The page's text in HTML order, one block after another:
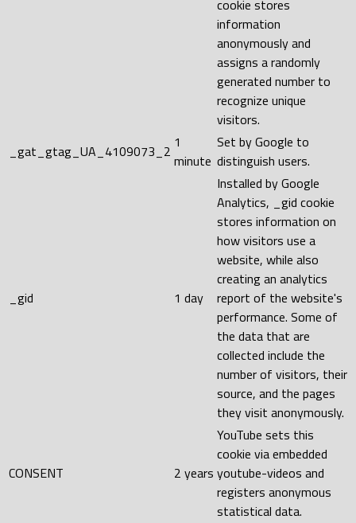
cookie stores
information
anonymously and
assigns a randomly
generated number to
recognize unique
visitors.
_gat_gtag_UA_4109073_2 1
minute
Set by Google to
distinguish users.
_gid 1 day
Installed by Google
Analytics, _gid cookie
stores information on
how visitors use a
website, while also
creating an analytics
report of the website's
performance. Some of
the data that are
collected include the
number of visitors, their
source, and the pages
they visit anonymously.
CONSENT 2 years
YouTube sets this
cookie via embedded
youtube-videos and
registers anonymous
statistical data.